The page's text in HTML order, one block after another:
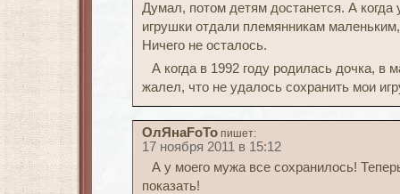
Думал, потом детям достанется. А
игрушки отдали племянникам
Ничего не осталось.
А когда в 1992 году родилась дочка, в
жалел, что не удалось сохранить мои
ОлЯнаFoTo пишет:
17 ноября 2011 в 15:12
А у моего мужа все сохранилось!
показать!